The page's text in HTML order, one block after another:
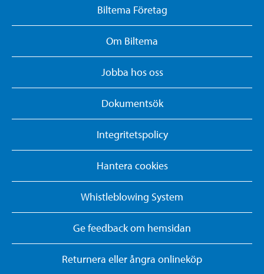
Biltema Företag
Om Biltema
Jobba hos oss
Dokumentsök
Integritetspolicy
Hantera cookies
Whistleblowing System
Ge feedback om hemsidan
Returnera eller ångra onlineköp